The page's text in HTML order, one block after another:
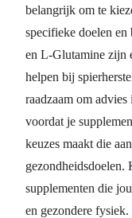
belangrijk om te
specifieke doelen
en L-Glutamine zijn
helpen bij
raadzaam om
voordat je
keuzes maakt die
gezondheidsdoelen.
supplementen die
en gezondere fysiek.